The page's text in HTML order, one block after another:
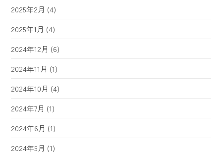
2025年2月 (4)
2025年1月 (4)
2024年12月 (6)
2024年11月 (1)
2024年10月 (4)
2024年7月 (1)
2024年6月 (1)
2024年5月 (1)